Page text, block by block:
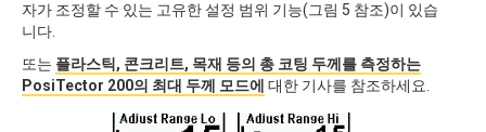
자가 조정할 수 있는 고유한 설정 범위 기능(그림 5 참조)이 있습
니다.
또는 플라스틱, 콘크리트, 목재 등의 총 코팅 두께를 측정하는
PosiTector 200의 최대 두께 모드에 대한 기사를 참조하세요.